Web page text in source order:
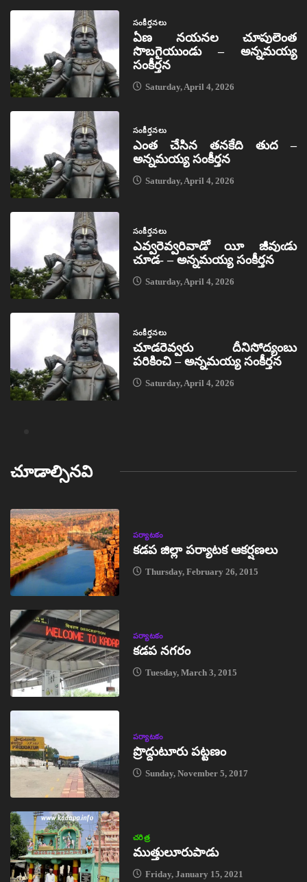
సంకీర్తనలు
ఏణ నయనల చూపులెంత
సొబగైయుండు – అన్నమయ్య
సంకీర్తన
Saturday, April 4, 2026
సంకీర్తనలు
ఎంత చేసిన తనకేది తుద –
అన్నమయ్య సంకీర్తన
Saturday, April 4, 2026
సంకీర్తనలు
ఎవ్వరెవ్వరివాడో యీ జీవుఁడు
చూడ- – అన్నమయ్య సంకీర్తన
Saturday, April 4, 2026
సంకీర్తనలు
చూడరెవ్వరు దీనిసోద్యంబు
పరికించి – అన్నమయ్య సంకీర్తన
Saturday, April 4, 2026
చూడాల్సినవి
పర్యాటకం
కడప జిల్లా పర్యాటక ఆకర్షణలు
Thursday, February 26, 2015
పర్యాటకం
కడప నగరం
Tuesday, March 3, 2015
పర్యాటకం
ప్రొద్దుటూరు పట్టణం
Sunday, November 5, 2017
చరిత్ర
ముత్తులూరుపాడు
Friday, January 15, 2021